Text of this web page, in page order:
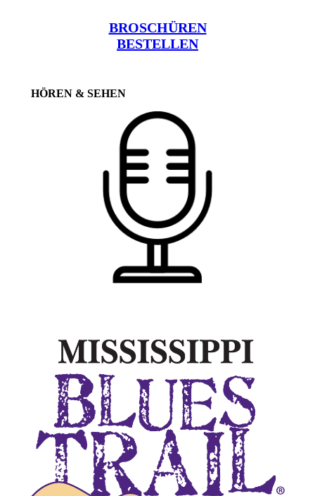
BROSCHÜREN
BESTELLEN
HÖREN & SEHEN